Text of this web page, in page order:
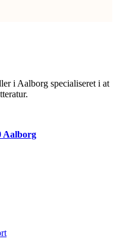
i Aalborg specialiseret i at
Aalborg